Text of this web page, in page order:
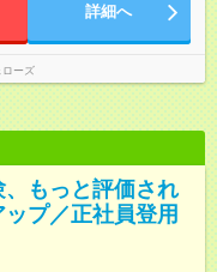
詳細へ
ローズ
もっと評価され
プ／正社員登用